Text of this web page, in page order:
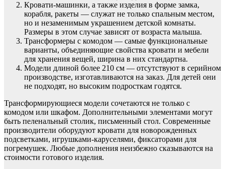
Кровати-машинки, а также изделия в форме замка,
корабля, ракеты — служат не только спальным местом,
но и незаменимым украшением детской комнаты.
Размеры в этом случае зависят от возраста малыша.
Трансформеры с комодом — самые функциональные
варианты, объединяющие свойства кровати и мебели
для хранения вещей, ширина в них стандартна.
Модели длиной более 210 см — отсутствуют в серийном
производстве, изготавливаются на заказ. Для детей они
не подходят, но высоким подросткам годятся.
Трансформирующиеся модели сочетаются не только с
комодом или шкафом. Дополнительными элементами могут
быть пеленальный столик, письменный стол. Современные
производители оборудуют кровати для новорожденных
подсветками, игрушками-каруселями, фиксаторами для
погремушек. Любые дополнения неизбежно сказываются на
стоимости готового изделия.